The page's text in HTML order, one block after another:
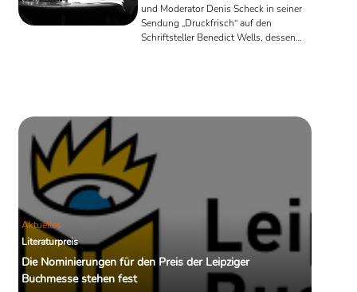
und Moderator Denis Scheck in seiner
Sendung „Druckfrisch“ auf den
Schriftsteller Benedict Wells, dessen
sprechen die beiden über Popkultur,
Ostdeutschland und Selbstmord.
Aktuelles
Literaturpreis
Die Nominierungen für den Preis der Leipziger
Buchmesse stehen fest